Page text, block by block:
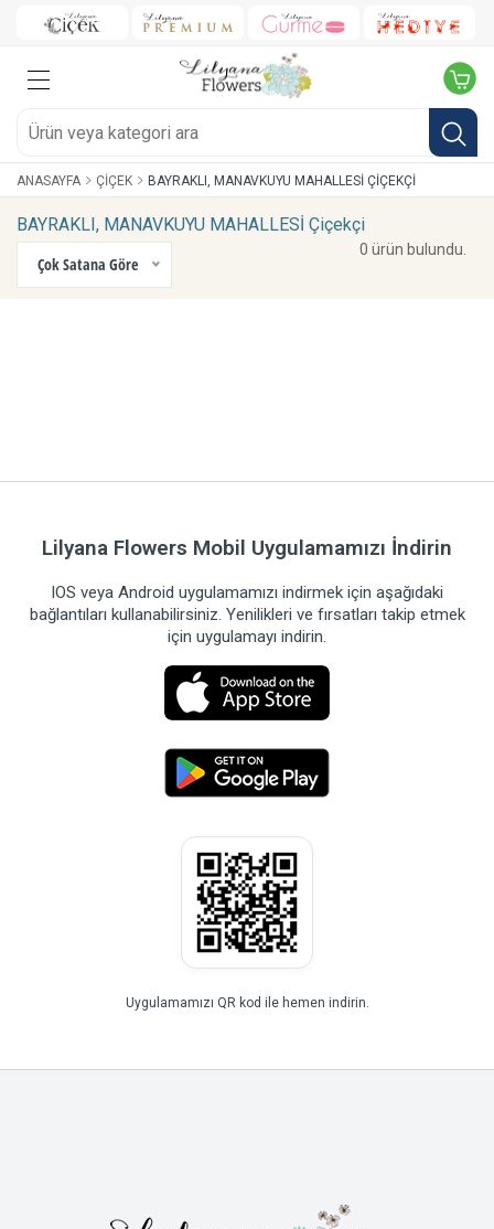
ANASAYFA ÇIÇEK BAYRAKLI, MANAVKUYU MAHALLESİ ÇIÇEKÇI
BAYRAKLI, MANAVKUYU MAHALLESİ Çiçekçi
Çok Satana Göre
0 ürün bulundu.
Lilyana Flowers Mobil Uygulamamızı İndirin
IOS veya Android uygulamamızı indirmek için aşağıdaki
bağlantıları kullanabilirsiniz. Yenilikleri ve fırsatları takip etmek
için uygulamayı indirin.
Uygulamamızı QR kod ile hemen indirin.